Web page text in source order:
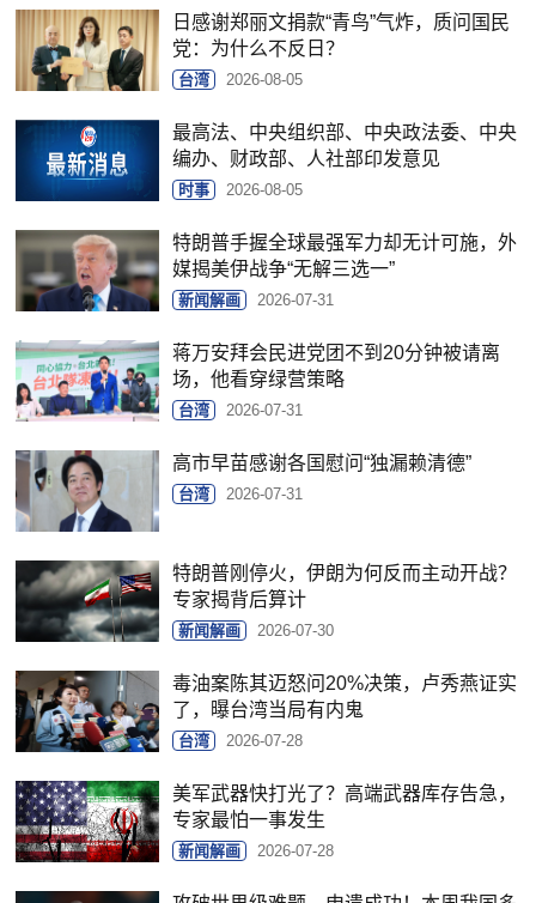
日感谢郑丽文捐款“青鸟”气炸，质问国民
党：为什么不反日？
台湾 2026-08-05
最高法、中央组织部、中央政法委、中央
编办、财政部、人社部印发意见
时事 2026-08-05
特朗普手握全球最强军力却无计可施，外
媒揭美伊战争“无解三选一”
新闻解画 2026-07-31
蒋万安拜会民进党团不到20分钟被请离
场，他看穿绿营策略
台湾 2026-07-31
高市早苗感谢各国慰问“独漏赖清德”
台湾 2026-07-31
特朗普刚停火，伊朗为何反而主动开战？
专家揭背后算计
新闻解画 2026-07-30
毒油案陈其迈怒问20%决策，卢秀燕证实
了，曝台湾当局有内鬼
台湾 2026-07-28
美军武器快打光了？高端武器库存告急，
专家最怕一事发生
新闻解画 2026-07-28